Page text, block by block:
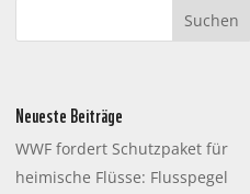
Neueste Beiträge
WWF fordert Schutzpaket für
heimische Flüsse: Flusspegel